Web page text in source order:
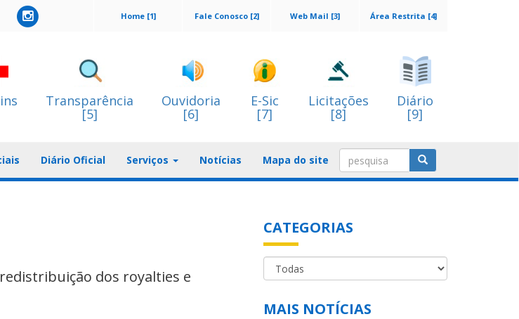
Área Restrita [4]
Web Mail [3]
Fale Conosco [2]
Home [1]
Transparência
[5]
Ouvidoria
[6]
E-Sic
[7]
Licitações
[8]
Diário
[9]
Diário Oficial Serviços Notícias Mapa do site
dos royalties e
CATEGORIAS
MAIS NOTÍCIAS